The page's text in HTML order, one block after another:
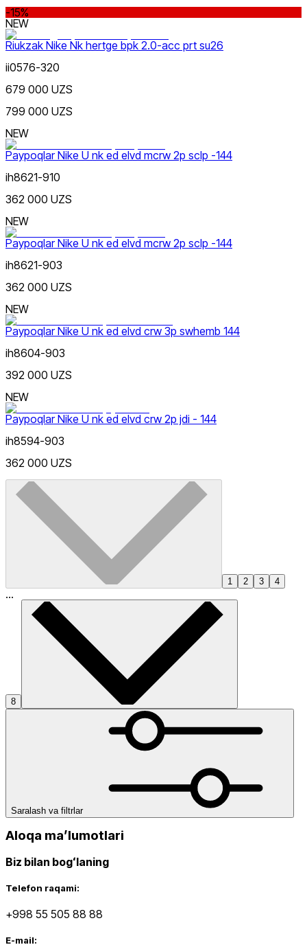
-15%
NEW
Riukzak Nike Nk hertge bpk 2.0-acc prt su26
ii0576-320
679 000 UZS
799 000 UZS
NEW
Paypoqlar Nike U nk ed elvd mcrw 2p sclp -144
ih8621-910
362 000 UZS
NEW
Paypoqlar Nike U nk ed elvd mcrw 2p sclp -144
ih8621-903
362 000 UZS
NEW
Paypoqlar Nike U nk ed elvd crw 3p swhemb 144
ih8604-903
392 000 UZS
NEW
Paypoqlar Nike U nk ed elvd crw 2p jdi - 144
ih8594-903
362 000 UZS
1 2 3 4
...
8
Saralash va filtrlar
Aloqa maʼlumotlari
Biz bilan bogʻlaning
Telefon raqami:
+998 55 505 88 88
E-mail: